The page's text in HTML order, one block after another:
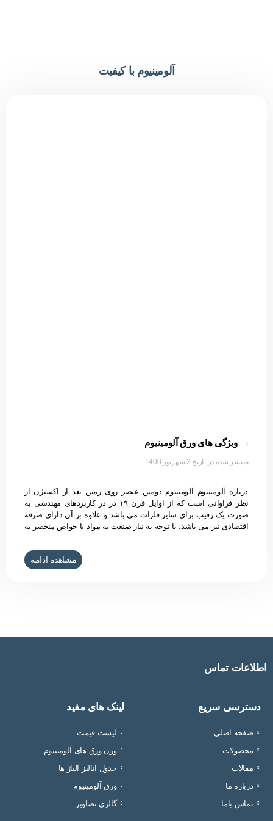
آلومینیوم با کیفیت
ویژگی های ورق آلومینیوم
درباره آلومینیوم آلومینیوم دومین عنصر روی زمین بعد از اکسیژن از
نظر فراوانی است که از اوایل قرن ۱۹ در در کاربردهای مهندسی به
صورت یک رقیب برای سایر فلزات می باشد و علاوه بر آن دارای صرفه
اقتصادی نیز می باشد. با توجه به نیاز صنعت به مواد با خواص منحصر به
تولید و استفاده از مواد جدید به شدت تاثیرگذار باشد. اولین کاربرد
اقتصادی آلومینیوم، موارد بی سابقه ای مثل قاب آینه ها، پلاک خانه ها و
مشاهده ادامه
اطلاعات تماس
دسترسی سریع
صفحه اصلی
محصولات
مقالات
درباره ما
تماس باما
لینک های مفید
لیست قیمت
وزن ورق های آلومینیوم
جدول آنالیز آلیاژ ها
ورق آلومینیوم
گالری تصاویر